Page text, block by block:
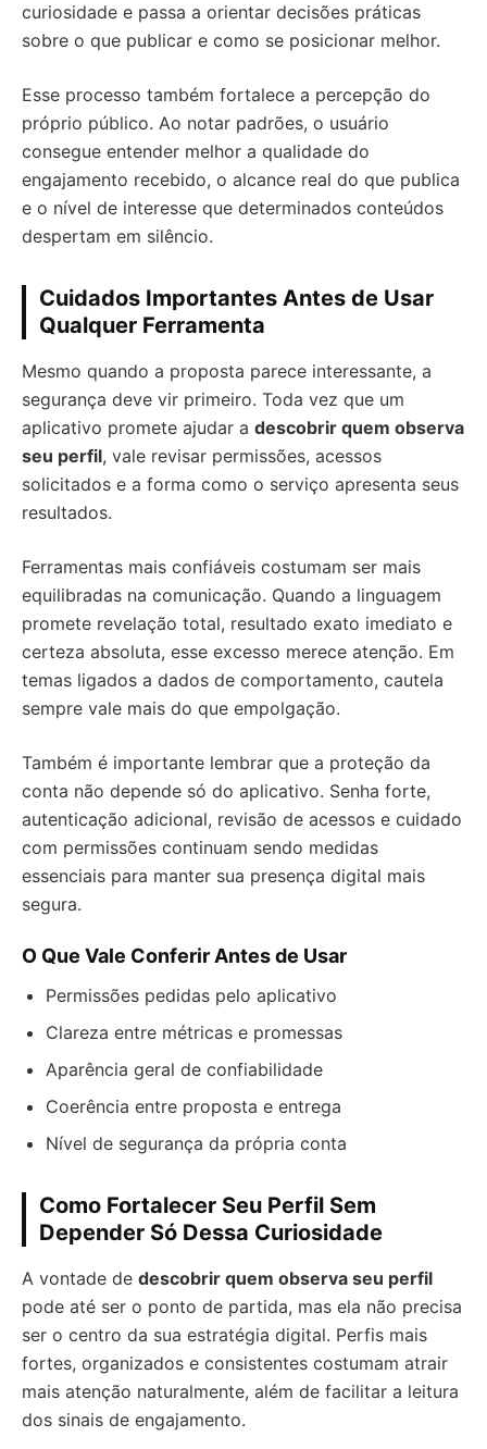
curiosidade e passa a orientar decisões práticas
sobre o que publicar e como se posicionar melhor.
Esse processo também fortalece a percepção do
próprio público. Ao notar padrões, o usuário
consegue entender melhor a qualidade do
engajamento recebido, o alcance real do que publica
e o nível de interesse que determinados conteúdos
despertam em silêncio.
Cuidados Importantes Antes de Usar
Qualquer Ferramenta
Mesmo quando a proposta parece interessante, a
segurança deve vir primeiro. Toda vez que um
aplicativo promete ajudar a descobrir quem observa
seu perfil, vale revisar permissões, acessos
solicitados e a forma como o serviço apresenta seus
resultados.
Ferramentas mais confiáveis costumam ser mais
equilibradas na comunicação. Quando a linguagem
promete revelação total, resultado exato imediato e
certeza absoluta, esse excesso merece atenção. Em
temas ligados a dados de comportamento, cautela
sempre vale mais do que empolgação.
Também é importante lembrar que a proteção da
conta não depende só do aplicativo. Senha forte,
autenticação adicional, revisão de acessos e cuidado
com permissões continuam sendo medidas
essenciais para manter sua presença digital mais
segura.
O Que Vale Conferir Antes de Usar
Permissões pedidas pelo aplicativo
Clareza entre métricas e promessas
Aparência geral de confiabilidade
Coerência entre proposta e entrega
Nível de segurança da própria conta
Como Fortalecer Seu Perfil Sem
Depender Só Dessa Curiosidade
A vontade de descobrir quem observa seu perfil
pode até ser o ponto de partida, mas ela não precisa
ser o centro da sua estratégia digital. Perfis mais
fortes, organizados e consistentes costumam atrair
mais atenção naturalmente, além de facilitar a leitura
dos sinais de engajamento.